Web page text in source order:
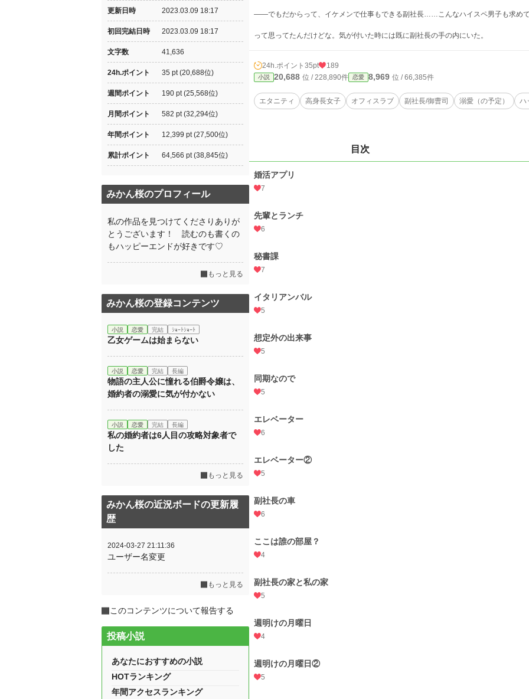
——でもだからって、イケメンで仕事もできる副社長……こんなハイスペ男子も求め
って思ってたんだけどな。気が付いた時には既に副社長の手の内にいた。
24h.ポイント 35pt 189
小説 20,688 位 / 228,890件 恋愛 8,969 位 / 66,385件
エタニティ 高身長女子 オフィスラブ 副社長/御曹司 溺愛（の予定） ハ
目次
婚活アプリ
7
先輩とランチ
6
秘書課
7
イタリアンバル
5
想定外の出来事
5
同期なので
5
エレベーター
6
エレベーター②
5
副社長の車
6
ここは誰の部屋？
4
副社長の家と私の家
5
週明けの月曜日
4
週明けの月曜日②
5
更新日時 2023.03.09 18:17
初回完結日時 2023.03.09 18:17
文字数 41,636
24h.ポイント 35 pt (20,688位)
週間ポイント 190 pt (25,568位)
月間ポイント 582 pt (32,294位)
年間ポイント 12,399 pt (27,500位)
累計ポイント 64,566 pt (38,845位)
みかん桜のプロフィール
私の作品を見つけてくださりありが
とうございます！ 読むのも書くの
もハッピーエンドが好きです♡
もっと見る
みかん桜の登録コンテンツ
小説 恋愛 完結 ｼｮｰﾄｼｮｰﾄ
乙女ゲームは始まらない
小説 恋愛 完結 長編
物語の主人公に憧れる伯爵令嬢は、
婚約者の溺愛に気が付かない
小説 恋愛 完結 長編
私の婚約者は6人目の攻略対象者で
した
もっと見る
みかん桜の近況ボードの更新履
歴
2024-03-27 21:11:36
ユーザー名変更
もっと見る
このコンテンツについて報告する
投稿小説
あなたにおすすめの小説
HOTランキング
年間アクセスランキング